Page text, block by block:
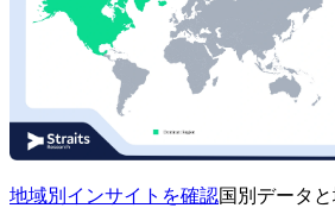
地域別インサイトを確認国別データ